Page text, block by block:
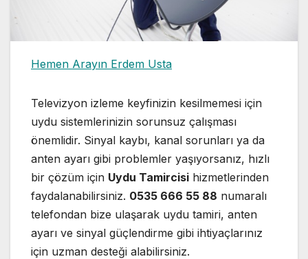
Hemen Arayın Erdem Usta
Televizyon izleme keyfinizin kesilmemesi için
uydu sistemlerinizin sorunsuz çalışması
önemlidir. Sinyal kaybı, kanal sorunları ya da
anten ayarı gibi problemler yaşıyorsanız, hızlı
bir çözüm için Uydu Tamircisi hizmetlerinden
faydalanabilirsiniz. 0535 666 55 88 numaralı
telefondan bize ulaşarak uydu tamiri, anten
ayarı ve sinyal güçlendirme gibi ihtiyaçlarınız
için uzman desteği alabilirsiniz.